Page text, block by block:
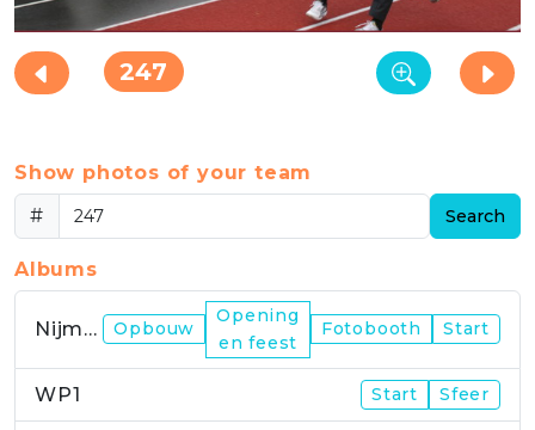
247
Show photos of your team
#
Search
Albums
Nijmegen Opbouw
Opening
en feest
Fotobooth Start
WP1 Start Sfeer